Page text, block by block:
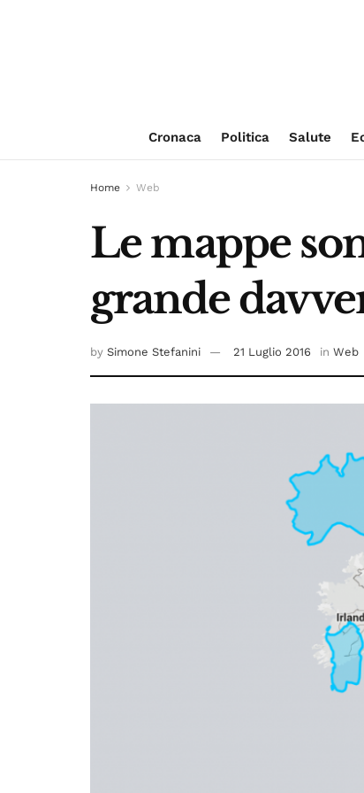
Cronaca Politica Salute
Home Web
Le mappe
grande
by Simone Stefanini 21 Luglio 2016 in Web